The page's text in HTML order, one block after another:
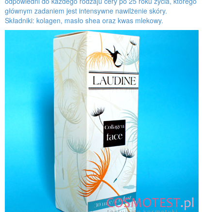
głównym zadaniem jest intensywne nawilżenie skóry.
Składniki: kolagen, masło shea oraz kwas mlekowy.